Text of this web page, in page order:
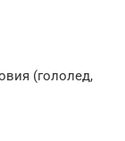
(гололед,